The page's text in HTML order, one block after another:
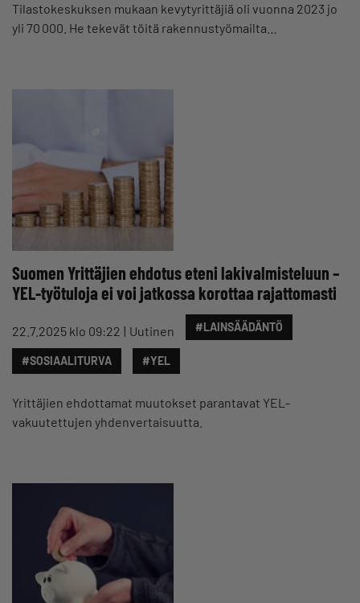
Tilastokeskuksen mukaan kevytyrittäjiä oli vuonna 2023 jo
yli 70 000. He tekevät töitä rakennustyömailta…
Suomen Yrittäjien ehdotus eteni lakivalmisteluun –
YEL-työtuloja ei voi jatkossa korottaa rajattomasti
22.7.2025 klo 09:22 Uutinen #LAINSÄÄDÄNTÖ
#SOSIAALITURVA #YEL
Yrittäjien ehdottamat muutokset parantavat YEL-
vakuutettujen yhdenvertaisuutta.